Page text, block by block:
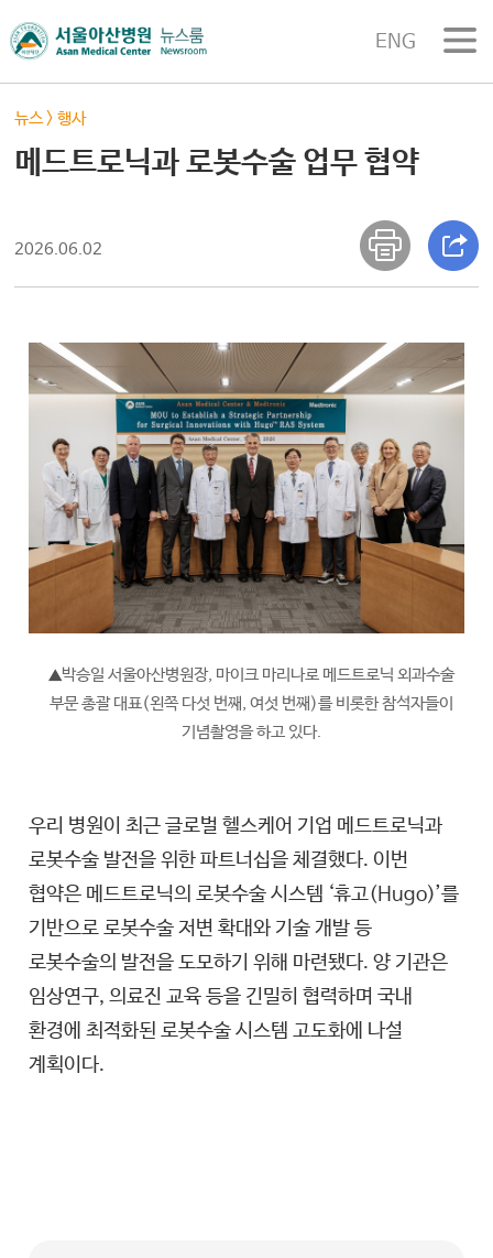
ENG
뉴스 >행사
메드트로닉과 로봇수술 업무 협약
2026.06.02
▲박승일 서울아산병원장, 마이크 마리나로 메드트로닉 외과수술
부문 총괄 대표(왼쪽 다섯 번째, 여섯 번째)를 비롯한 참석자들이
기념촬영을 하고 있다.
우리 병원이 최근 글로벌 헬스케어 기업 메드트로닉과
로봇수술 발전을 위한 파트너십을 체결했다. 이번
협약은 메드트로닉의 로봇수술 시스템 ‘휴고(Hugo)’를
기반으로 로봇수술 저변 확대와 기술 개발 등
로봇수술의 발전을 도모하기 위해 마련됐다. 양 기관은
임상연구, 의료진 교육 등을 긴밀히 협력하며 국내
환경에 최적화된 로봇수술 시스템 고도화에 나설
계획이다.